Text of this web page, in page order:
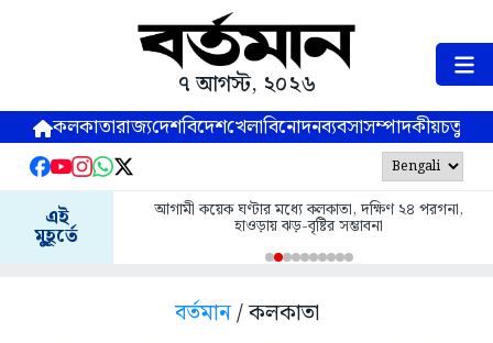
৭ আগস্ট, ২০২৬
কলকাতারাজ্যদেশবিদেশখেলাবিনোদনব্যবসাসম্পাদকীয়
এই
মুহূর্তে
আগামী কয়েক ঘণ্টার মধ্যে কলকাতা, দক্ষিণ ২৪ পরগনা,
হাওড়ায় ঝড়-বৃষ্টির সম্ভাবনা
বর্তমান/ কলকাতা